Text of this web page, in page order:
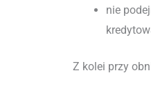
nie
Z kolei przy